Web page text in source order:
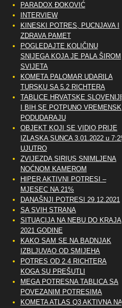
PARADOX ĐOKOVIĆ
INTERVIEW
KINESKI POTRES, PUCNJAVA I
ZDRAVA PAMET
POGLEDAJTE KOLIČINU
SNIJEGA KOJA JE PALA ŠIROM
SVIJETA
KOMETA PALOMAR UDARILA
TURSKU SA 5.2 RICHTERA
TABLICE HRVATSKE SLOVENIJE
I BIH SE POTPUNO VREMENSKI
PODUDARAJU
OBJEKT KOJI SE VIDIO PRIJE
IZLASKA SUNCA 3.01.2022 u 7:25
UJUTRO
ZVIJEZDA SIRIUS SNIMLJENA
NOĆNOM KAMEROM
HIPER AKTIVNI POTRESI –
MJESEC NA 21%
DANAŠNJI POTRESI 29.12.2021
SA SVIH STRANA
SITUACIJA NA NEBU DO KRAJA
2021 GODINE
KAKO SAM SE NA BADNJAK
IZBLJUVAO OD SMIJEHA
POTRES OD 2.4 RICHTERA
KOGA SU PREŠUTLI
MEGA POTRESNA TABLICA SA
POVEZANIM POTRESIMA
KOMETA ATLAS Q3 AKTIVNA NA